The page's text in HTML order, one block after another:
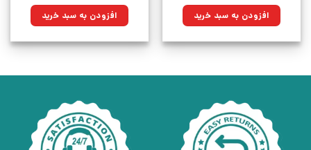
بود.
افزودن به سبد خرید ۸۸۰,۰۰۰تومان
بود.
۶۶۴,۴۰۰تومان.افزودن به سبد خرید